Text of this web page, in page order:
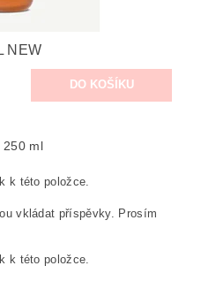
NEW
250 ml
k této položce.
vkládat příspěvky. Prosím
k této položce.